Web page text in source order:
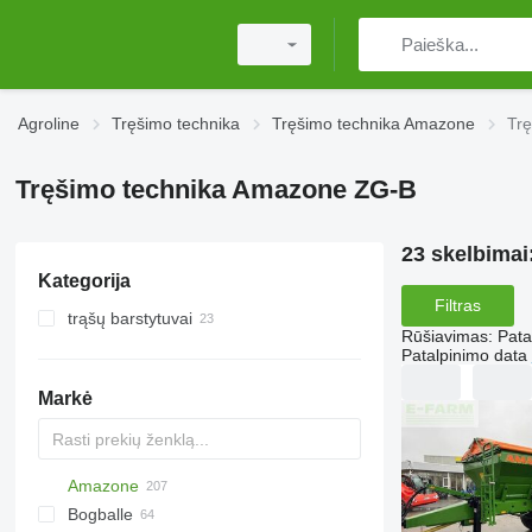
Agroline Tręšimo technika Tręšimo technika Amazone
Tręšimo technika Amazone ZG-B
Kategorija
trąšų barstytuvai
Markė
Exacta
XPL
Amazone
Catros
HTS
TSW
ELYTE
Bogballe
23
Filtras
Rūšiavimas:
Patalpinimo data